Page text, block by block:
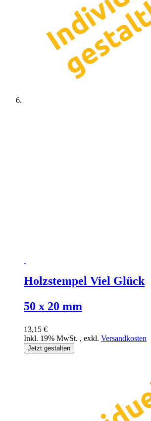
Holzstempel Viel Glück
50 x 20 mm
13,15 €
Inkl. 19% MwSt. , exkl. Versandkosten
Jetzt gestalten